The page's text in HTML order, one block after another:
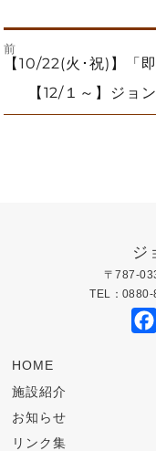
投
ン
前
前
の
【10/22(火･祝)】「
投
【12/１～】ジョ
ジ
〒787-
TEL：
HOME
施設紹介
お知らせ
リンク集